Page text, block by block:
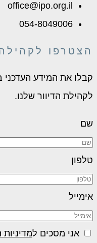
office@ipo.org.il
054-8049006
לקהילה
את המידע העדכני
הדיוור שלנו.
אני מסכים ל מדיניות